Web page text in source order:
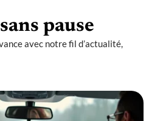
pause
avec notre fil d’actualité,